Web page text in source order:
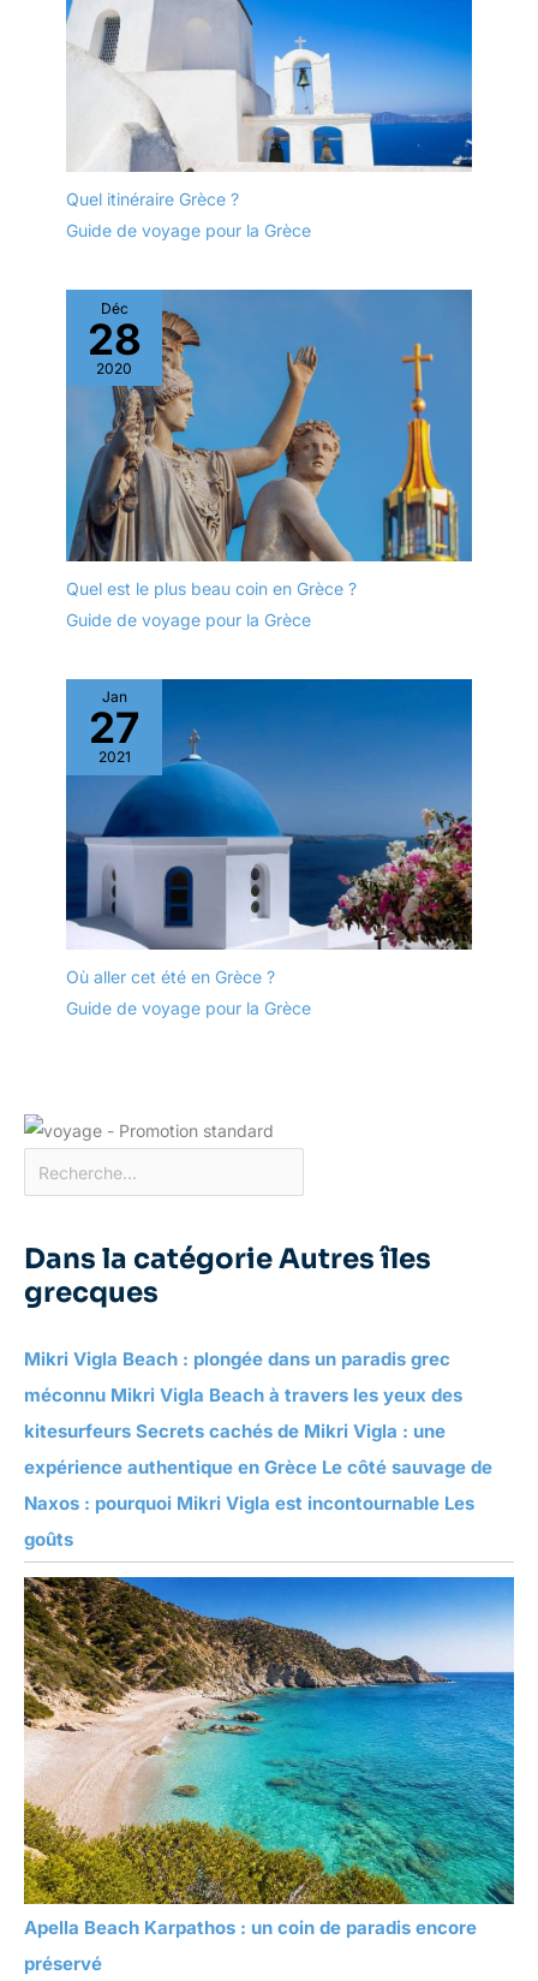
Quel itinéraire Grèce ?
Guide de voyage pour la Grèce
Déc
28
2020
Quel est le plus beau coin en Grèce ?
Guide de voyage pour la Grèce
Jan
27
2021
Où aller cet été en Grèce ?
Guide de voyage pour la Grèce
Dans la catégorie Autres îles
grecques
Mikri Vigla Beach : plongée dans un paradis grec
méconnu Mikri Vigla Beach à travers les yeux des
kitesurfeurs Secrets cachés de Mikri Vigla : une
expérience authentique en Grèce Le côté sauvage de
Naxos : pourquoi Mikri Vigla est incontournable Les
goûts
Apella Beach Karpathos : un coin de paradis encore
préservé